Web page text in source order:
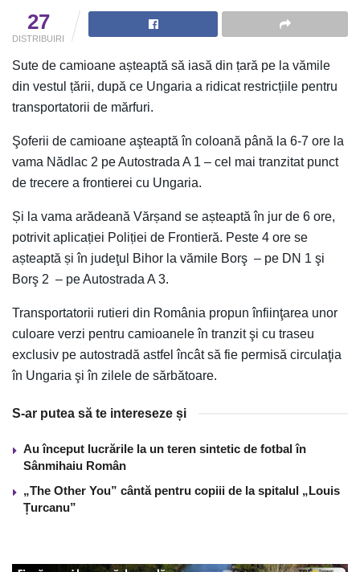
27
DISTRIBUIRI
Sute de camioane așteaptă să iasă din țară pe la vămile
din vestul țării, după ce Ungaria a ridicat restricțiile pentru
transportatorii de mărfuri.
Şoferii de camioane aşteaptă în coloană până la 6-7 ore la
vama Nădlac 2 pe Autostrada A 1 – cel mai tranzitat punct
de trecere a frontierei cu Ungaria.
Și la vama arădeană Vărșand se așteaptă în jur de 6 ore,
potrivit aplicației Poliției de Frontieră. Peste 4 ore se
așteaptă și în judeţul Bihor la vămile Borş – pe DN 1 şi
Borş 2 – pe Autostrada A 3.
Transportatorii rutieri din România propun înfiinţarea unor
culoare verzi pentru camioanele în tranzit şi cu traseu
exclusiv pe autostradă astfel încât să fie permisă circulaţia
în Ungaria şi în zilele de sărbătoare.
S-ar putea să te intereseze și
Au început lucrările la un teren sintetic de fotbal în
Sânmihaiu Român
„The Other You” cântă pentru copiii de la spitalul „Louis
Țurcanu”